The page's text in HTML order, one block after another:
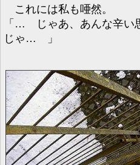
これには私も唖然。
「… じゃあ、あんな辛い
じゃ… 」